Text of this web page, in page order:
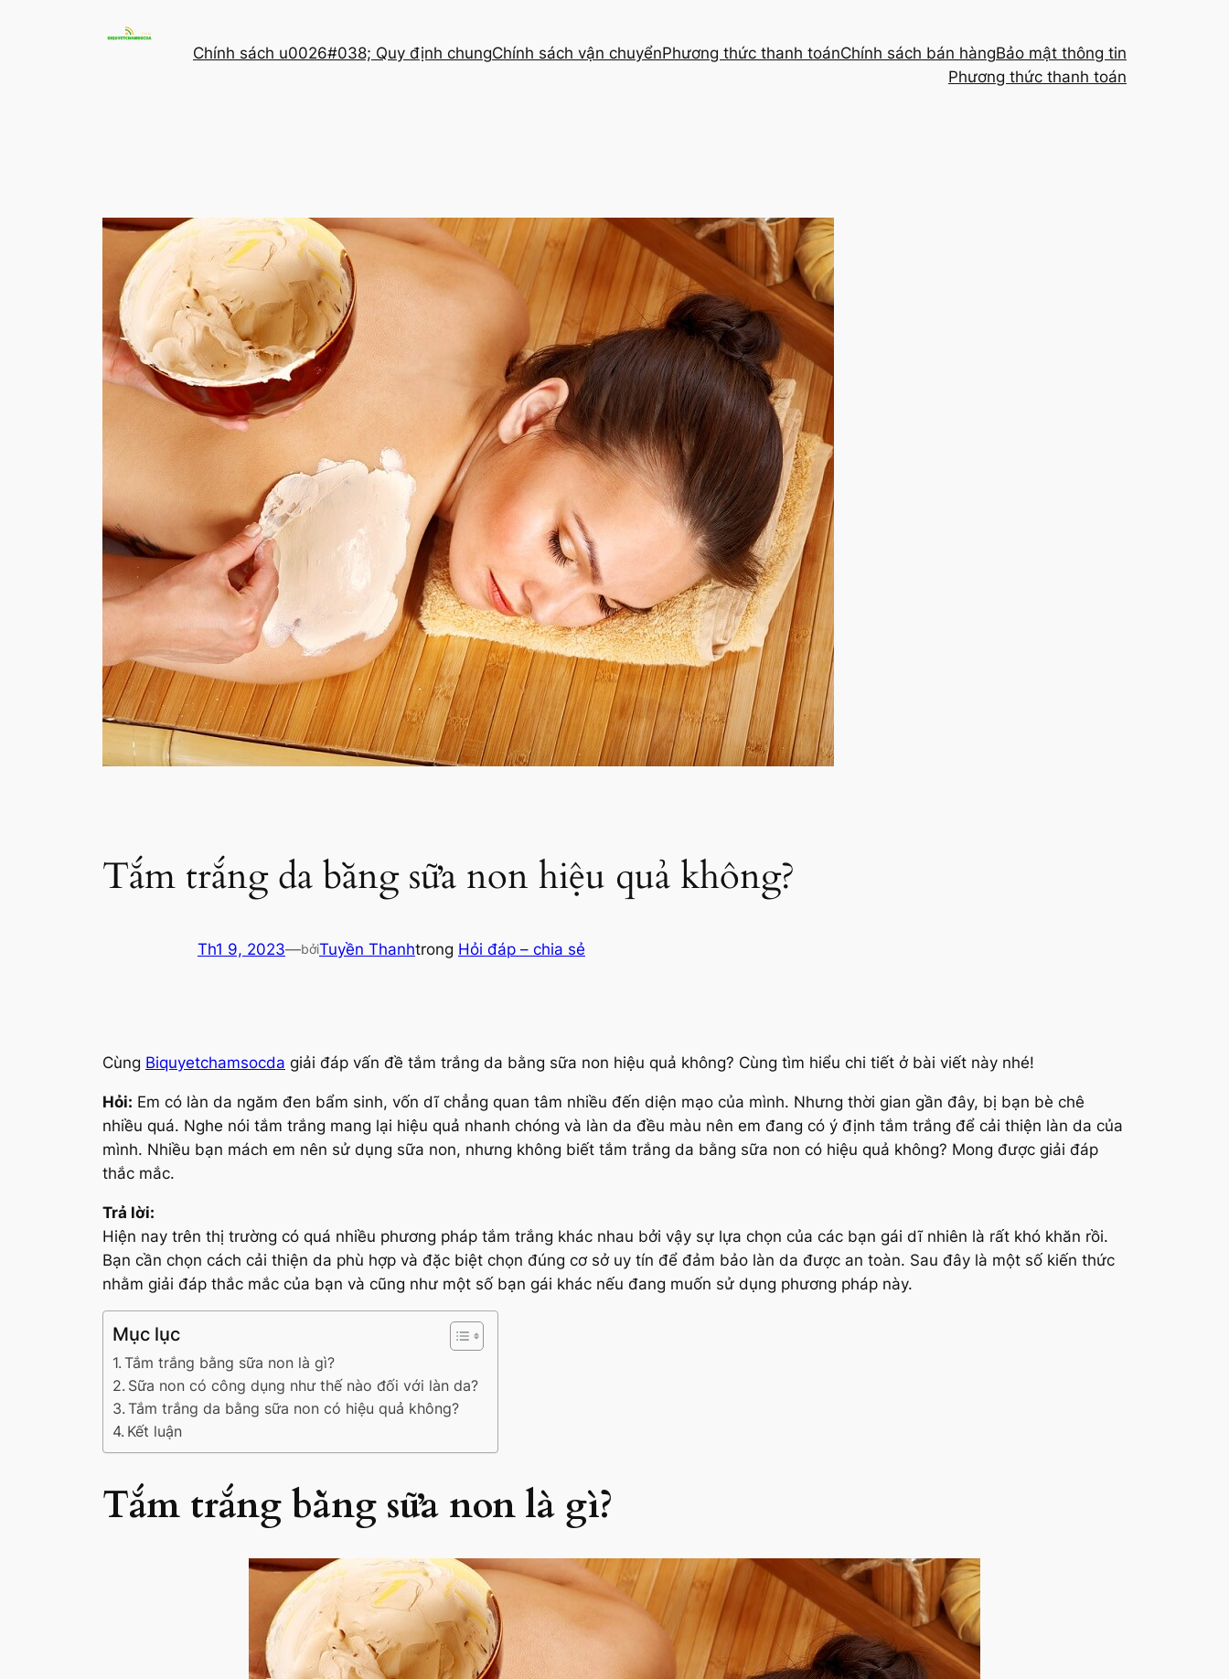
Chính sách u0026#038; Quy định chungChính sách vận chuyểnPhương thức thanh toánChính sách bán hàngBảo mật thông tin
Phương thức thanh toán
Tắm trắng da bằng sữa non hiệu quả không?
Th1 9, 2023—bởiTuyền Thanhtrong Hỏi đáp – chia sẻ
Cùng Biquyetchamsocda giải đáp vấn đề tắm trắng da bằng sữa non hiệu quả không? Cùng tìm hiểu chi tiết ở bài viết này nhé!
Hỏi: Em có làn da ngăm đen bẩm sinh, vốn dĩ chẳng quan tâm nhiều đến diện mạo của mình. Nhưng thời gian gần đây, bị bạn bè chê
nhiều quá. Nghe nói tắm trắng mang lại hiệu quả nhanh chóng và làn da đều màu nên em đang có ý định tắm trắng để cải thiện làn da của
mình. Nhiều bạn mách em nên sử dụng sữa non, nhưng không biết tắm trắng da bằng sữa non có hiệu quả không? Mong được giải đáp
thắc mắc.
Trả lời:
Hiện nay trên thị trường có quá nhiều phương pháp tắm trắng khác nhau bởi vậy sự lựa chọn của các bạn gái dĩ nhiên là rất khó khăn rồi.
Bạn cần chọn cách cải thiện da phù hợp và đặc biệt chọn đúng cơ sở uy tín để đảm bảo làn da được an toàn. Sau đây là một số kiến thức
nhằm giải đáp thắc mắc của bạn và cũng như một số bạn gái khác nếu đang muốn sử dụng phương pháp này.
Mục lục
Tắm trắng bằng sữa non là gì?
Sữa non có công dụng như thế nào đối với làn da?
Tắm trắng da bằng sữa non có hiệu quả không?
Kết luận
Tắm trắng bằng sữa non là gì?